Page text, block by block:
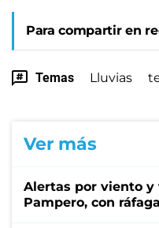
Para compartir en
Temas Lluvias
Ver más
Alertas por viento y
Pampero, con